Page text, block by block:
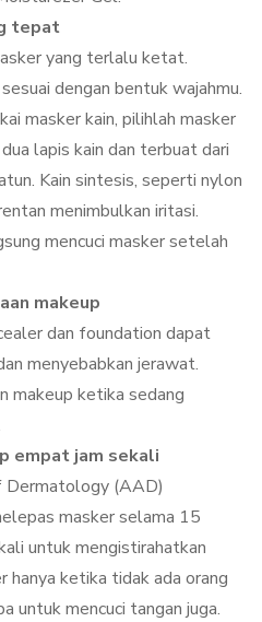
tepat
yang terlalu ketat.
dengan bentuk wajahmu.
masker kain, pilihlah masker
lapis kain dan terbuat dari
Kain sintesis, seperti nylon
menimbulkan iritasi.
mencuci masker setelah
makeup
dan foundation dapat
menyebabkan jerawat.
makeup ketika sedang
empat jam sekali
Dermatology (AAD)
masker selama 15
untuk mengistirahatkan
hanya ketika tidak ada orang
untuk mencuci tangan juga.